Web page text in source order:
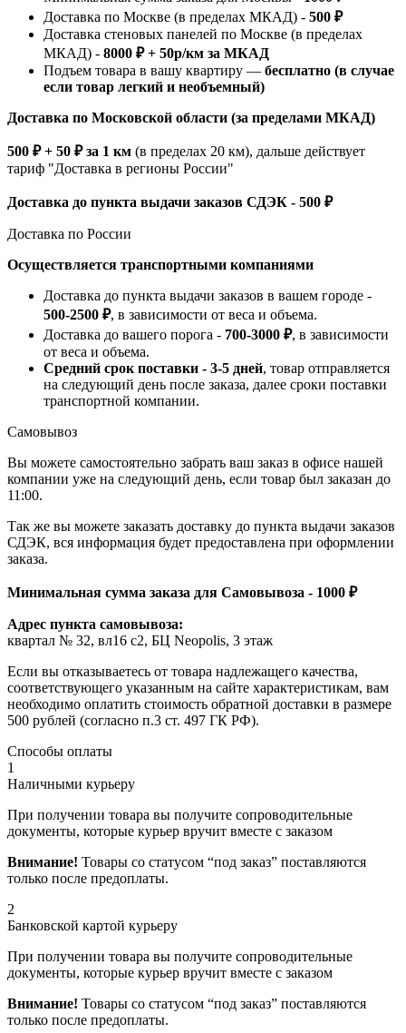
Доставка по Москве (в пределах МКАД) - 500 ₽
Доставка стеновых панелей по Москве (в пределах
МКАД) - 8000 ₽ + 50р/км за МКАД
Подъем товара в вашу квартиру — бесплатно (в случае
если товар легкий и необъемный)
Доставка по Московской области (за пределами МКАД)
500 ₽ + 50 ₽ за 1 км (в пределах 20 км), дальше действует
тариф "Доставка в регионы России"
Доставка до пункта выдачи заказов СДЭК - 500 ₽
Доставка по России
Осуществляется транспортными компаниями
Доставка до пункта выдачи заказов в вашем городе -
500-2500 ₽, в зависимости от веса и объема.
Доставка до вашего порога - 700-3000 ₽, в зависимости
от веса и объема.
Средний срок поставки - 3-5 дней, товар отправляется
на следующий день после заказа, далее сроки поставки
транспортной компании.
Самовывоз
Вы можете самостоятельно забрать ваш заказ в офисе нашей
компании уже на следующий день, если товар был заказан до
11:00.
Так же вы можете заказать доставку до пункта выдачи заказов
СДЭК, вся информация будет предоставлена при оформлении
заказа.
Минимальная сумма заказа для Самовывоза - 1000 ₽
Адрес пункта самовывоза:
квартал № 32, вл16 с2, БЦ Neopolis, 3 этаж
Если вы отказываетесь от товара надлежащего качества,
соответствующего указанным на сайте характеристикам, вам
необходимо оплатить стоимость обратной доставки в размере
500 рублей (согласно п.3 ст. 497 ГК РФ).
Способы оплаты
1
Наличными курьеру
При получении товара вы получите сопроводительные
документы, которые курьер вручит вместе с заказом
Внимание! Товары со статусом “под заказ” поставляются
только после предоплаты.
2
Банковской картой курьеру
При получении товара вы получите сопроводительные
документы, которые курьер вручит вместе с заказом
Внимание! Товары со статусом “под заказ” поставляются
только после предоплаты.